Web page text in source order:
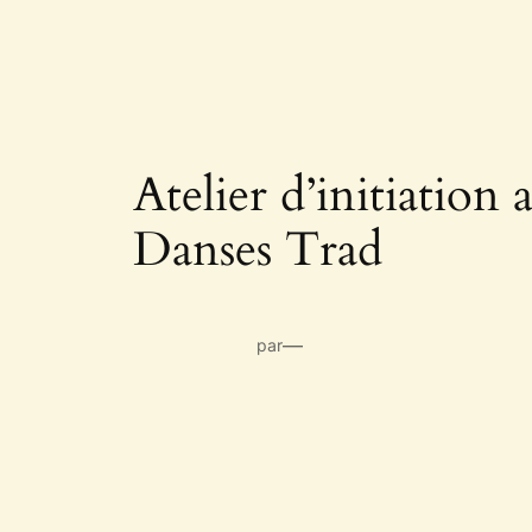
Atelier d’initiation
Danses Trad
par—